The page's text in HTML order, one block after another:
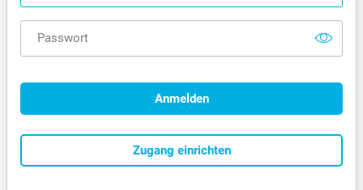
Passwort
Anmelden
Zugang einrichten